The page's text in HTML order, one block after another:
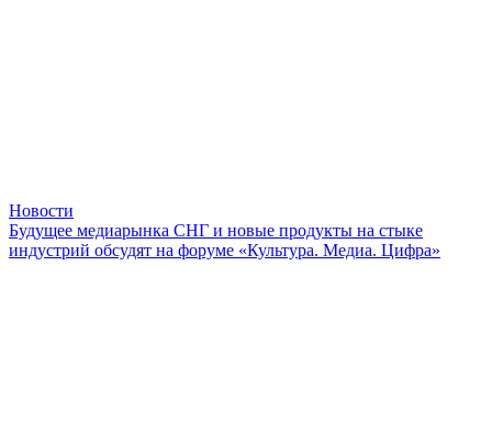
Новости
Будущее медиарынка СНГ и новые продукты на стыке
индустрий обсудят на форуме «Культура. Медиа. Цифра»